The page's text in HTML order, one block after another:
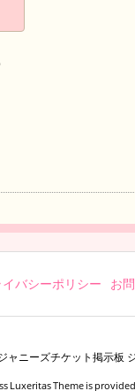
イバシーポリシー お
ャニーズチケット掲示板
Luxeritas Theme is